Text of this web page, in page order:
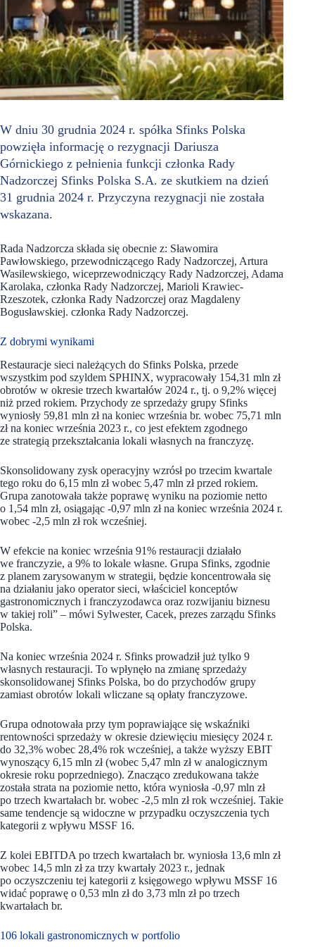
W dniu 30 grudnia 2024 r. spółka Sfinks Polska
powzięła informację o rezygnacji Dariusza
Górnickiego z pełnienia funkcji członka Rady
Nadzorczej Sfinks Polska S.A. ze skutkiem na dzień
31 grudnia 2024 r. Przyczyna rezygnacji nie została
wskazana.
Rada Nadzorcza składa się obecnie z: Sławomira
Pawłowskiego, przewodniczącego Rady Nadzorczej, Artura
Wasilewskiego, wiceprzewodniczący Rady Nadzorczej, Adama
Karolaka, członka Rady Nadzorczej, Marioli Krawiec-
Rzeszotek, członka Rady Nadzorczej oraz Magdaleny
Bogusławskiej. członka Rady Nadzorczej.
Z dobrymi wynikami
Restauracje sieci należących do Sfinks Polska, przede
wszystkim pod szyldem SPHINX, wypracowały 154,31 mln zł
obrotów w okresie trzech kwartałów 2024 r., tj. o 9,2% więcej
niż przed rokiem. Przychody ze sprzedaży grupy Sfinks
wyniosły 59,81 mln zł na koniec września br. wobec 75,71 mln
zł na koniec września 2023 r., co jest efektem zgodnego
ze strategią przekształcania lokali własnych na franczyzę.
Skonsolidowany zysk operacyjny wzrósł po trzecim kwartale
tego roku do 6,15 mln zł wobec 5,47 mln zł przed rokiem.
Grupa zanotowała także poprawę wyniku na poziomie netto
o 1,54 mln zł, osiągając -0,97 mln zł na koniec września 2024 r.
wobec -2,5 mln zł rok wcześniej.
W efekcie na koniec września 91% restauracji działało
we franczyzie, a 9% to lokale własne. Grupa Sfinks, zgodnie
z planem zarysowanym w strategii, będzie koncentrowała się
na działaniu jako operator sieci, właściciel konceptów
gastronomicznych i franczyzodawca oraz rozwijaniu biznesu
w takiej roli” – mówi Sylwester, Cacek, prezes zarządu Sfinks
Polska.
Na koniec września 2024 r. Sfinks prowadził już tylko 9
własnych restauracji. To wpłynęło na zmianę sprzedaży
skonsolidowanej Sfinks Polska, bo do przychodów grupy
zamiast obrotów lokali wliczane są opłaty franczyzowe.
Grupa odnotowała przy tym poprawiające się wskaźniki
rentowności sprzedaży w okresie dziewięciu miesięcy 2024 r.
do 32,3% wobec 28,4% rok wcześniej, a także wyższy EBIT
wynoszący 6,15 mln zł (wobec 5,47 mln zł w analogicznym
okresie roku poprzedniego). Znacząco zredukowana także
została strata na poziomie netto, która wyniosła -0,97 mln zł
po trzech kwartałach br. wobec -2,5 mln zł rok wcześniej. Takie
same tendencje są widoczne w przypadku oczyszczenia tych
kategorii z wpływu MSSF 16.
Z kolei EBITDA po trzech kwartałach br. wyniosła 13,6 mln zł
wobec 14,5 mln zł za trzy kwartały 2023 r., jednak
po oczyszczeniu tej kategorii z księgowego wpływu MSSF 16
widać poprawę o 0,53 mln zł do 3,73 mln zł po trzech
kwartałach br.
106 lokali gastronomicznych w portfolio